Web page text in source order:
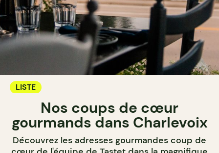
LISTE
Nos coups de cœur
gourmands dans Charlevoix
Découvrez les adresses gourmandes coup de